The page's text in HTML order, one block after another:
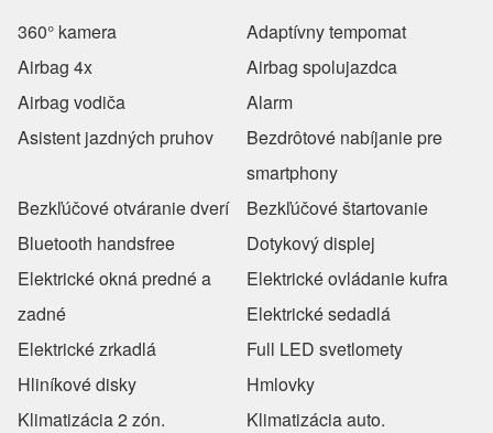
360° kamera
Adaptívny tempomat
Airbag 4x
Airbag spolujazdca
Airbag vodiča
Alarm
Asistent jazdných pruhov
Bezdrôtové nabíjanie pre
smartphony
Bezkľúčové otváranie dverí
Bezkľúčové štartovanie
Bluetooth handsfree
Dotykový displej
Elektrické okná predné a
zadné
Elektrické ovládanie kufra
Elektrické sedadlá
Elektrické zrkadlá
Full LED svetlomety
Hliníkové disky
Hmlovky
Klimatizácia 2 zón.
Klimatizácia auto.